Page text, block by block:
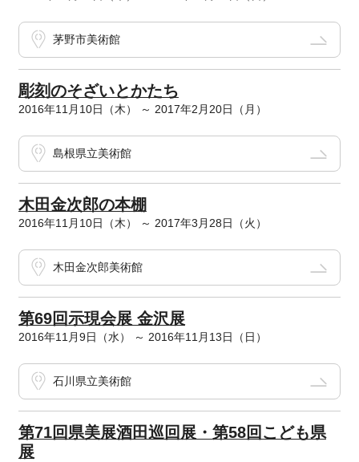
茅野市美術館
彫刻のそざいとかたち
2016年11月10日（木） ～ 2017年2月20日（月）
島根県立美術館
木田金次郎の本棚
2016年11月10日（木） ～ 2017年3月28日（火）
木田金次郎美術館
第69回示現会展 金沢展
2016年11月9日（水） ～ 2016年11月13日（日）
石川県立美術館
第71回県美展酒田巡回展・第58回こども県
展